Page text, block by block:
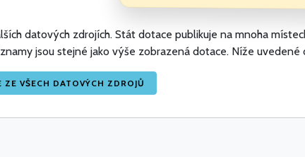
datových zdrojích. Stát dotace publikuje na mnoha
jsou stejné jako výše zobrazená dotace. Níže
VŠECH DATOVÝCH ZDROJŮ